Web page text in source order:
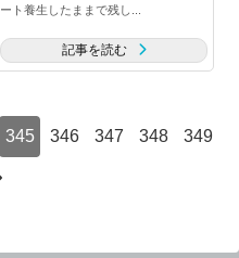
ート養生したままで残し...
記事を読む
345 346 347 348 349